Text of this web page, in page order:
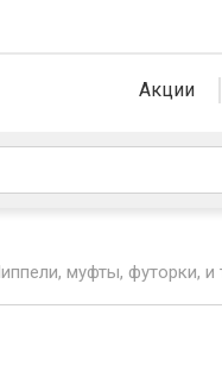
Акции
муфты, футорки, и